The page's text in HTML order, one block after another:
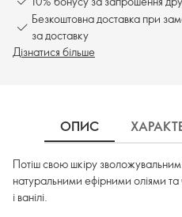
Безкоштовна доставка при
за доставку
Дізнатися більше
ОПИС
Потіш свою шкіру зволожувальним
натуральними ефірними оліями
і ванілі.